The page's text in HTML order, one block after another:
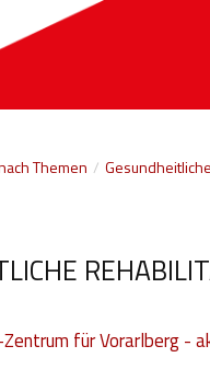
Themen /
für Vorarlberg -